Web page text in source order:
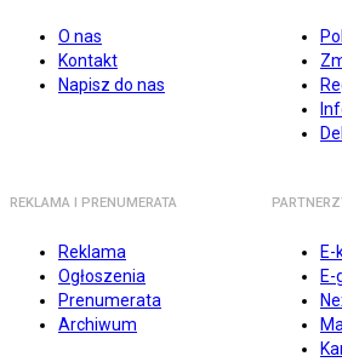
O nas
Kontakt
Napisz do nas
REKLAMA I PRENUMERATA
Reklama
Ogłoszenia
Prenumerata
Archiwum
E-
E-